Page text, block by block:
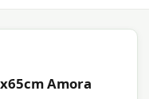
Amora